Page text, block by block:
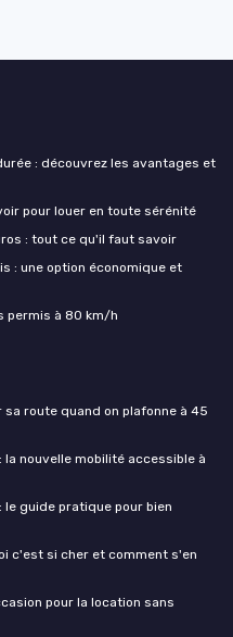
: découvrez les avantages et
pour louer en toute sérénité
: tout ce qu'il faut savoir
: une option économique et
permis à 80 km/h
route quand on plafonne à 45
nouvelle mobilité accessible à
guide pratique pour bien
c'est si cher et comment s'en
pour la location sans